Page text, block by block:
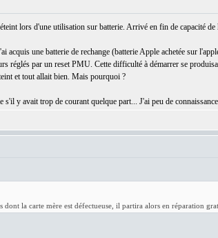
lors d'une utilisation sur batterie. Arrivé en fin de capacité
une batterie de rechange (batterie Apple achetée sur
réglés par un reset PMU. Cette difficulté à démarrer se
et tout allait bien. Mais pourquoi ?
y avait trop de courant quelque part... J'ai peu de
la carte mère est défectueuse, il partira alors en réparation